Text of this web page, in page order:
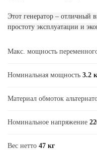
Этот генератор – отличный
простоту эксплуатации и
Макс. мощность
Номинальная мощность 3.2
Материал обмоток
Номинальное напряжение
Вес нетто 47 кг